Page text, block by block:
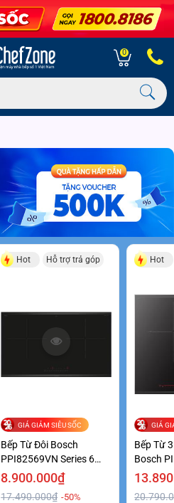
0
Hot Hỗ trợ trả góp
GIÁ GIẢM SIÊU SỐC
Bếp Từ Đôi Bosch
PPI82569VN Series 6
Hiện Đại Giá Ưu Đãi
8.900.000₫
17.490.000₫ -50%
Hot
GIÁ
Bếp Từ
Bosch
Series 8